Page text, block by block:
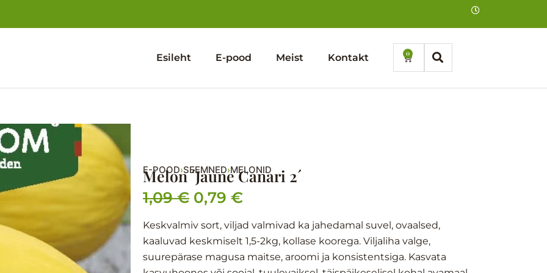
Esileht E-pood Meist Kontakt 0
Cart
E-POOD›SEEMNED›MELONID
Melon ´Jaune Canari 2´
1,09€ Algne
hind
oli:
1,09 €.
0,79 €Praegune
hind
on:
0,79 €.
Keskvalmiv sort, viljad valmivad ka jahedamal suvel, ovaalsed,
kaaluvad keskmiselt 1,5-2kg, kollase koorega. Viljaliha valge,
suurepärase magusa maitse, aroomi ja konsistentsiga. Kasvata